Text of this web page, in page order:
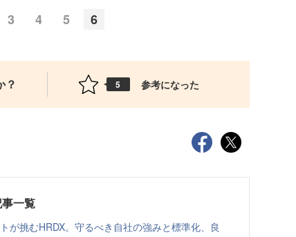
3 4 5 6
？ 5 参考になった
一覧
が挑むHRDX。守るべき自社の強みと標準化、良